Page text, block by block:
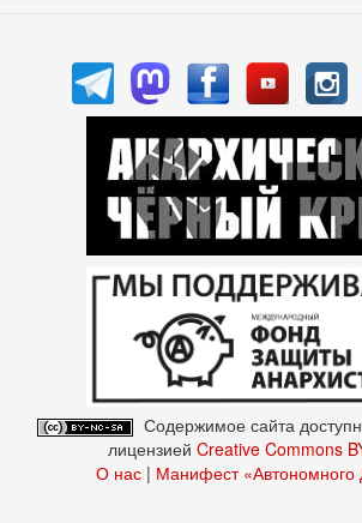
Содержимое сайта
лицензией Creative Commons
О нас| Манифест «Автономного